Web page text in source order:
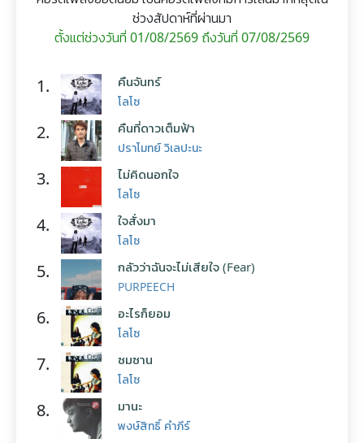
ช่วงสัปดาห์ที่ผ่านมา
ตั้งแต่ช่วงวันที่ 01/08/2569 ถึงวันที่ 07/08/2569
1. คืนจันทร์
โลโซ
2. คืนที่ดาวเต็มฟ้า
ปราโมทย์ วิเลปะนะ
3. ไม่คิดนอกใจ
โลโซ
4. ใจสั่งมา
โลโซ
5. กลัวว่าฉันจะไม่เสียใจ (Fear)
PURPEECH
6. อะไรก็ยอม
โลโซ
7. ซมซาน
โลโซ
8. มานะ
พงษ์สิทธิ์ คำภีร์